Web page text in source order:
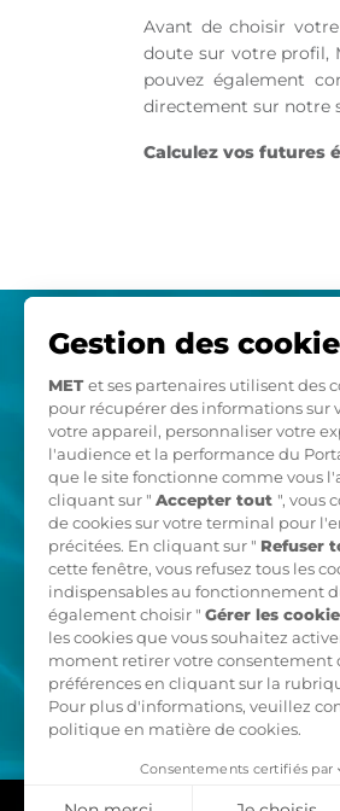
Avant de choisir
doute sur votre profil,
pouvez également
directement sur notre
Calculez vos futures
NOS OFFRES